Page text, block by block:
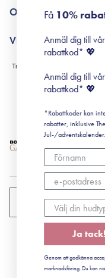
Retinol för nybörjare
Om Surisuri
Black Friday
Villkor
Leverans & Retur
Köpvillkor
Prenumerationsvillkor
Cookiepolicy
© 2022 Surisuri
CVR:
Få 10%
Anmäl dig till
rabattkod* 💖
Anmäl dig till
rabattkod* 💖
*Rabattkoder kan
rabatter, inklusive
Jul-/adventskalender.
Ja
Genom att godkänna
marknadsföring. Du kan